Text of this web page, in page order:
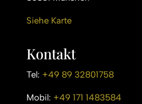
Siehe Karte
Kontakt
Tel: +49 89 32801758
Mobil: +49 171 1483584